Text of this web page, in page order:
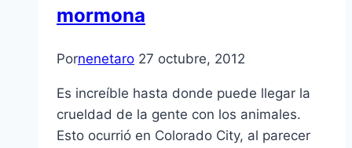
mormona
Pornenetaro 27 octubre, 2012
Es increí­ble hasta donde puede llegar la
crueldad de la gente con los animales.
Esto ocurrió en Colorado City, al parecer